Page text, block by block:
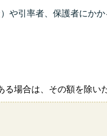
や引率者、保護者にか
場合は、その額を除い